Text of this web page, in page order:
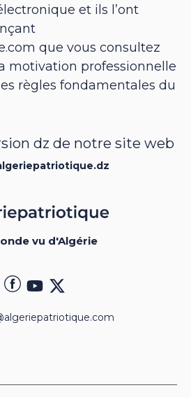
et ils l’ont
que vous consultez
motivation professionnelle
règles fondamentales du
dz de notre site web
vu d'Algérie